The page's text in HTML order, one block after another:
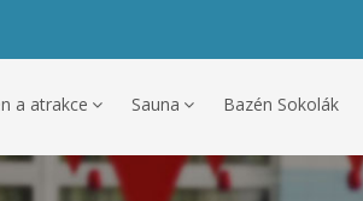
a atrakce Sauna Bazén Sokolák